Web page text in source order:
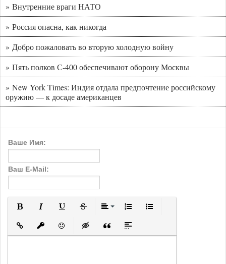
» Внутренние враги НАТО
» Россия опасна, как никогда
» Добро пожаловать во вторую холодную войну
» Пять полков С-400 обеспечивают оборону Москвы
» New York Times: Индия отдала предпочтение российскому
оружию — к досаде американцев
Ваше Имя:
Ваш E-Mail:
Вставить ссылку
Вставить защищенную ссылку
Вставить смайлик
Вставка скрытого текста
Вставка цитаты
Вставка спойлера